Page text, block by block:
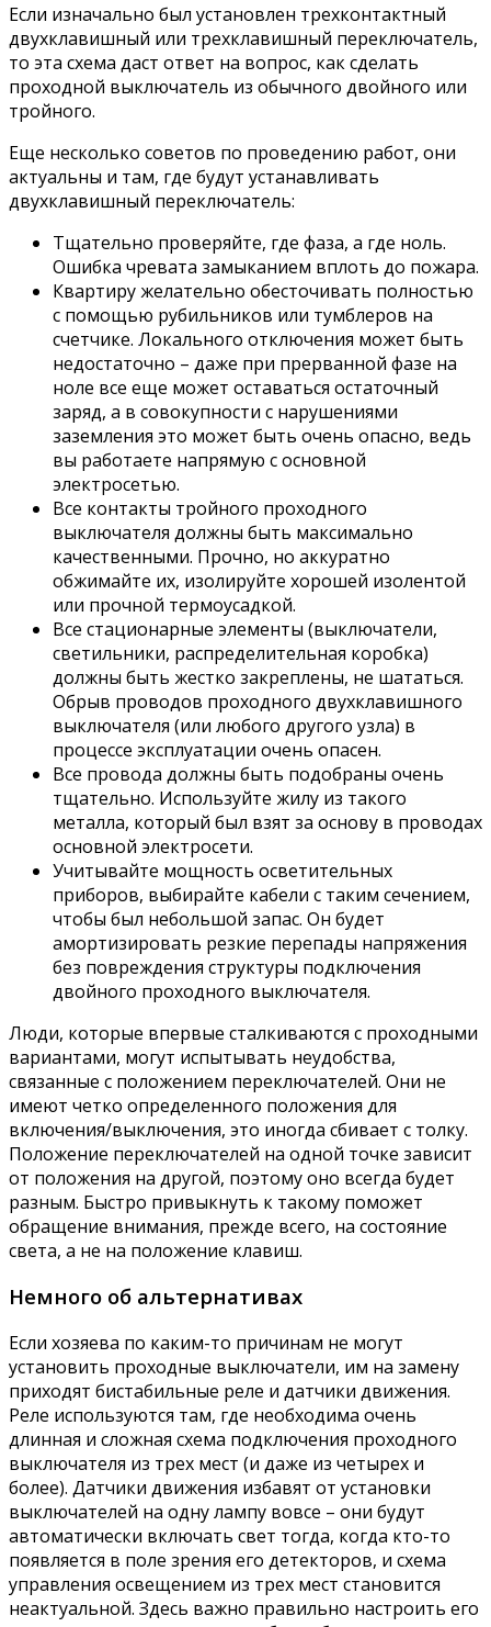
Если изначально был установлен трехконтактный
двухклавишный или трехклавишный переключатель,
то эта схема даст ответ на вопрос, как сделать
проходной выключатель из обычного двойного или
тройного.
Еще несколько советов по проведению работ, они
актуальны и там, где будут устанавливать
двухклавишный переключатель:
Тщательно проверяйте, где фаза, а где ноль.
Ошибка чревата замыканием вплоть до пожара.
Квартиру желательно обесточивать полностью
с помощью рубильников или тумблеров на
счетчике. Локального отключения может быть
недостаточно – даже при прерванной фазе на
ноле все еще может оставаться остаточный
заряд, а в совокупности с нарушениями
заземления это может быть очень опасно, ведь
вы работаете напрямую с основной
электросетью.
Все контакты тройного проходного
выключателя должны быть максимально
качественными. Прочно, но аккуратно
обжимайте их, изолируйте хорошей изолентой
или прочной термоусадкой.
Все стационарные элементы (выключатели,
светильники, распределительная коробка)
должны быть жестко закреплены, не шататься.
Обрыв проводов проходного двухклавишного
выключателя (или любого другого узла) в
процессе эксплуатации очень опасен.
Все провода должны быть подобраны очень
тщательно. Используйте жилу из такого
металла, который был взят за основу в проводах
основной электросети.
Учитывайте мощность осветительных
приборов, выбирайте кабели с таким сечением,
чтобы был небольшой запас. Он будет
амортизировать резкие перепады напряжения
без повреждения структуры подключения
двойного проходного выключателя.
Люди, которые впервые сталкиваются с проходными
вариантами, могут испытывать неудобства,
связанные с положением переключателей. Они не
имеют четко определенного положения для
включения/выключения, это иногда сбивает с толку.
Положение переключателей на одной точке зависит
от положения на другой, поэтому оно всегда будет
разным. Быстро привыкнуть к такому поможет
обращение внимания, прежде всего, на состояние
света, а не на положение клавиш.
Немного об альтернативах
Если хозяева по каким-то причинам не могут
установить проходные выключатели, им на замену
приходят бистабильные реле и датчики движения.
Реле используются там, где необходима очень
длинная и сложная схема подключения проходного
выключателя из трех мест (и даже из четырех и
более). Датчики движения избавят от установки
выключателей на одну лампу вовсе – они будут
автоматически включать свет тогда, когда кто-то
появляется в поле зрения его детекторов, и схема
управления освещением из трех мест становится
неактуальной. Здесь важно правильно настроить его